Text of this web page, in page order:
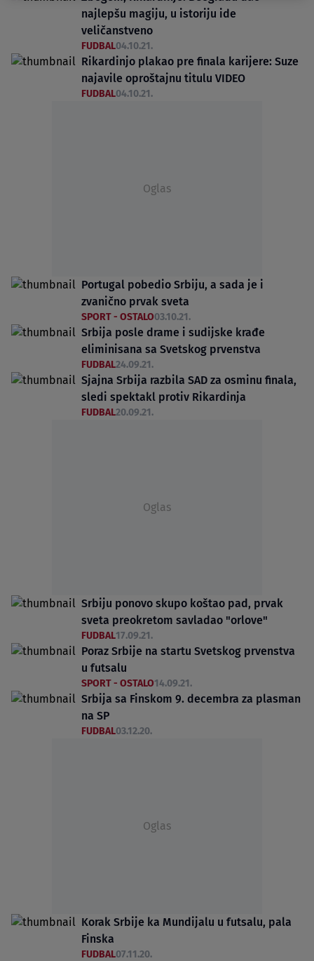
najlepšu magiju, u istoriju ide
veličanstveno
FUDBAL04.10.21.
Rikardinjo plakao pre finala karijere: Suze
najavile oproštajnu titulu VIDEO
FUDBAL04.10.21.
Oglas
Portugal pobedio Srbiju, a sada je i
zvanično prvak sveta
SPORT - OSTALO03.10.21.
Srbija posle drame i sudijske krađe
eliminisana sa Svetskog prvenstva
FUDBAL24.09.21.
Sjajna Srbija razbila SAD za osminu finala,
sledi spektakl protiv Rikardinja
FUDBAL20.09.21.
Oglas
Srbiju ponovo skupo koštao pad, prvak
sveta preokretom savladao "orlove"
FUDBAL17.09.21.
Poraz Srbije na startu Svetskog prvenstva
u futsalu
SPORT - OSTALO14.09.21.
Srbija sa Finskom 9. decembra za plasman
na SP
FUDBAL03.12.20.
Oglas
Korak Srbije ka Mundijalu u futsalu, pala
Finska
FUDBAL07.11.20.